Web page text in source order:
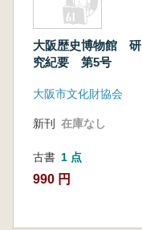
大阪歴史博物館 研
究紀要 第5号
大阪市文化財協会
新刊 在庫なし
古書 1 点
990 円